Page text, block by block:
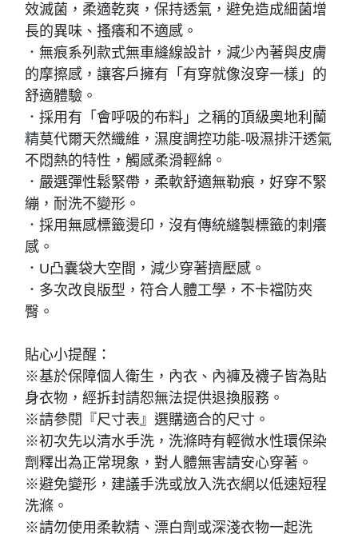
效滅菌，柔適乾爽，保持透氣，避免造成細菌增
長的異味、搔癢和不適感。
．無痕系列款式無車縫線設計，減少內著與皮膚
的摩擦感，讓客戶擁有「有穿就像沒穿一樣」的
舒適體驗。
．採用有「會呼吸的布料」之稱的頂級奧地利蘭
精莫代爾天然纖維，濕度調控功能-吸濕排汗透氣
不悶熱的特性，觸感柔滑輕綿。
．嚴選彈性鬆緊帶，柔軟舒適無勒痕，好穿不緊
繃，耐洗不變形。
．採用無感標籤燙印，沒有傳統縫製標籤的刺癢
感。
．U凸囊袋大空間，減少穿著擠壓感。
．多次改良版型，符合人體工學，不卡襠防夾
臀。
貼心小提醒：
※基於保障個人衛生，內衣、內褲及襪子皆為貼
身衣物，經拆封請恕無法提供退換服務。
※請參閱『尺寸表』選購適合的尺寸。
※初次先以清水手洗，洗滌時有輕微水性環保染
劑釋出為正常現象，對人體無害請安心穿著。
※避免變形，建議手洗或放入洗衣網以低速短程
洗滌。
※請勿使用柔軟精、漂白劑或深淺衣物一起洗